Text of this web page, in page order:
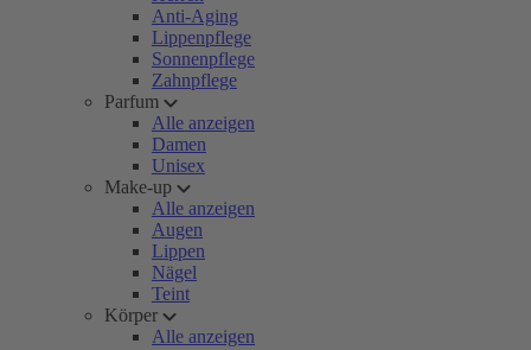
Anti-Aging
Lippenpflege
Sonnenpflege
Zahnpflege
Parfum
Alle anzeigen
Damen
Unisex
Make-up
Alle anzeigen
Augen
Lippen
Nägel
Teint
Körper
Alle anzeigen